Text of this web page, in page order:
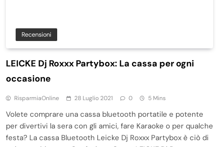
Recensioni
LEICKE Dj Roxxx Partybox: La cassa per ogni
occasione
RisparmiaOnline 28 Luglio 2021 0 5 Mins
Volete comprare una cassa bluetooth portatile e potente
per divertivi la sera con gli amici, fare Karaoke o per qualche
festa? La cassa Bluetooth Leicke Dj Roxxx Partybox è ciò di